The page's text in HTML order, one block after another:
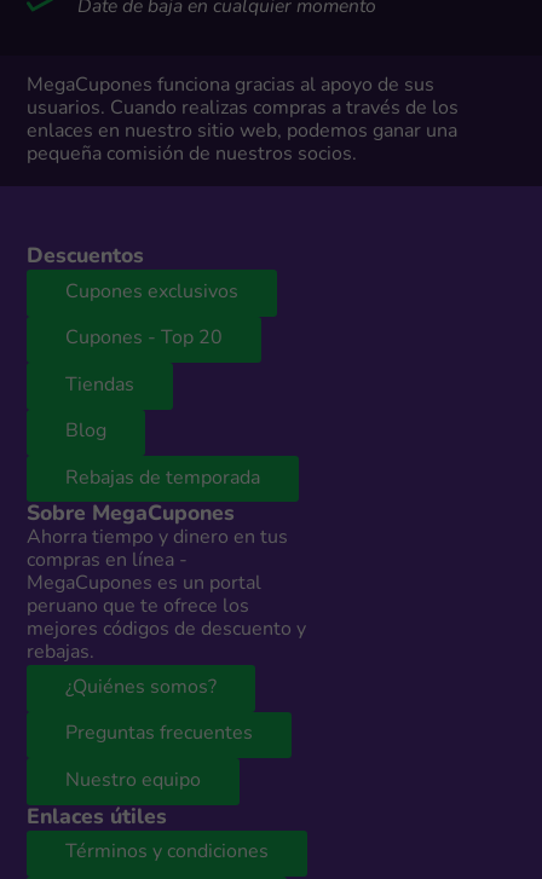
Date de baja en cualquier momento
MegaCupones funciona gracias al apoyo de sus
usuarios. Cuando realizas compras a través de los
enlaces en nuestro sitio web, podemos ganar una
pequeña comisión de nuestros socios.
Descuentos
Cupones exclusivos
Cupones - Top 20
Tiendas
Blog
Rebajas de temporada
Sobre MegaCupones
Ahorra tiempo y dinero en tus
compras en línea -
MegaCupones es un portal
peruano que te ofrece los
mejores códigos de descuento y
rebajas.
¿Quiénes somos?
Preguntas frecuentes
Nuestro equipo
Enlaces útiles
Términos y condiciones